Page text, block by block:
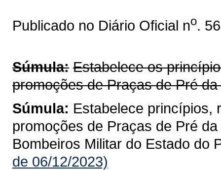
Publicado no Diário Oficial no.
Súmula: Estabelece os
promoções de Praças de Pré
Súmula: Estabelece princípios,
promoções de Praças de Pré
Bombeiros Militar do Estado do
de 06/12/2023)